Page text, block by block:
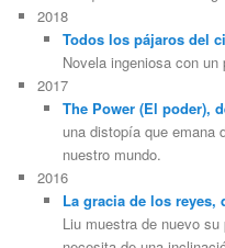
2018
Todos los pájaros del
Novela ingeniosa con
2017
The Power (El poder),
una distopía que emana
nuestro mundo.
2016
La gracia de los reyes,
Liu muestra de nuevo